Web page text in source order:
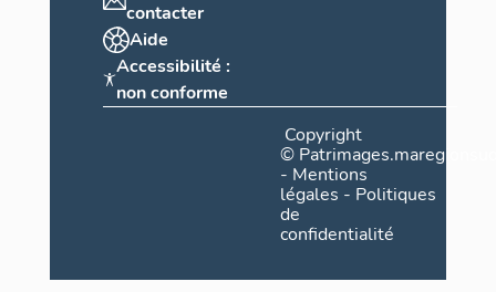
contacter
Aide
Accessibilité :
non conforme
Copyright
©
- Mentions
légales - Politiques
de
confidentialité